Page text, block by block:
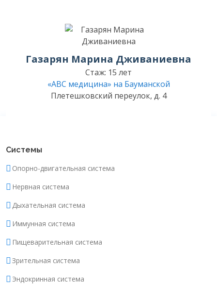
Газарян Марина Дживаниевна
Стаж: 15 лет
«ABC медицина» на Бауманской
Плетешковский переулок, д. 4
Системы
Опорно-двигательная система
Нервная система
Дыхательная система
Иммунная система
Пищеварительная система
Зрительная система
Эндокринная система